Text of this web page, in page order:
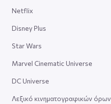
Netflix
Disney Plus
Star Wars
Marvel Cinematic Universe
DC Universe
Λεξικό κινηματογραφικών όρων